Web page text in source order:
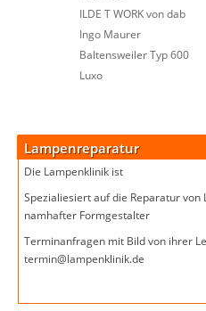
ILDE T WORK von dab
Ingo Maurer
Baltensweiler Typ 600
Luxo
Lampenreparatur
Die Lampenklinik ist
Spezialiesiert auf die Reparatur von
namhafter Formgestalter
Terminanfragen mit Bild von ihrer
termin@lampenklinik.de